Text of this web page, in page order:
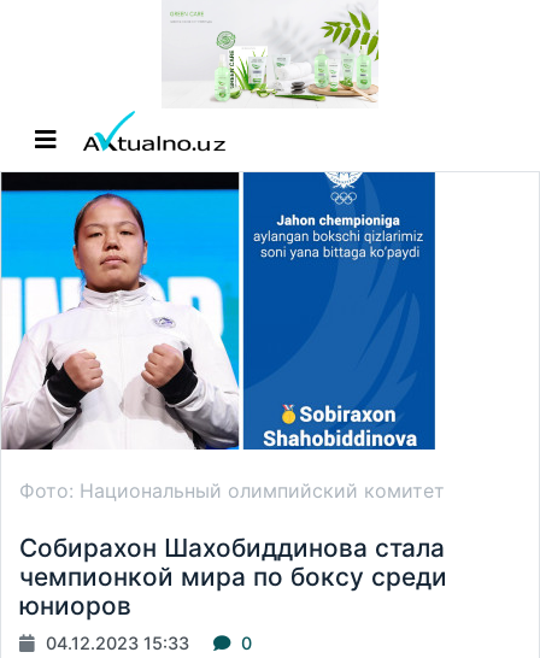
Фото: Национальный олимпийский комитет
Собирахон Шахобиддинова стала
чемпионкой мира по боксу среди
юниоров
04.12.2023 15:33 0